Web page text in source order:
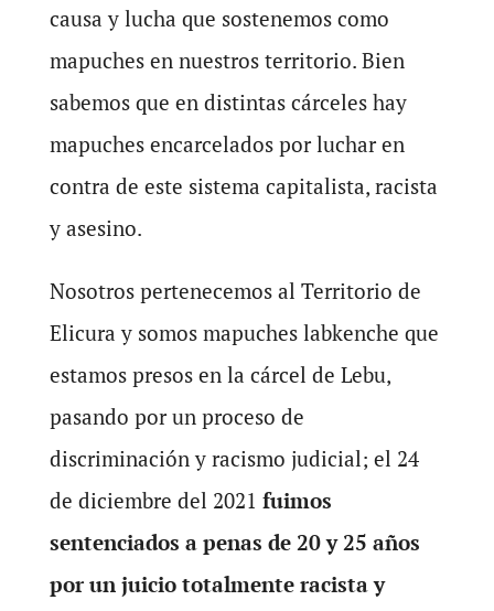
causa y lucha que sostenemos como
mapuches en nuestros territorio. Bien
sabemos que en distintas cárceles hay
mapuches encarcelados por luchar en
contra de este sistema capitalista, racista
y asesino.
Nosotros pertenecemos al Territorio de
Elicura y somos mapuches labkenche que
estamos presos en la cárcel de Lebu,
pasando por un proceso de
discriminación y racismo judicial; el 24
de diciembre del 2021 fuimos
sentenciados a penas de 20 y 25 años
por un juicio totalmente racista y